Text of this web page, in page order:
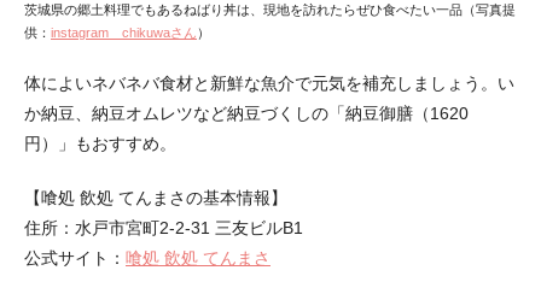
茨城県の郷土料理でもあるねばり丼は、現地を訪れたらぜひ食べたい一品（写真提
供： instagram chikuwaさん ）
体によいネバネバ食材と新鮮な魚介で元気を補充しましょう。い
か納豆、納豆オムレツなど納豆づくしの「納豆御膳（1620
円）」もおすすめ。
【喰処 飲処 てんまさの基本情報】
住所：水戸市宮町2-2-31 三友ビルB1
公式サイト： 喰処 飲処 てんまさ